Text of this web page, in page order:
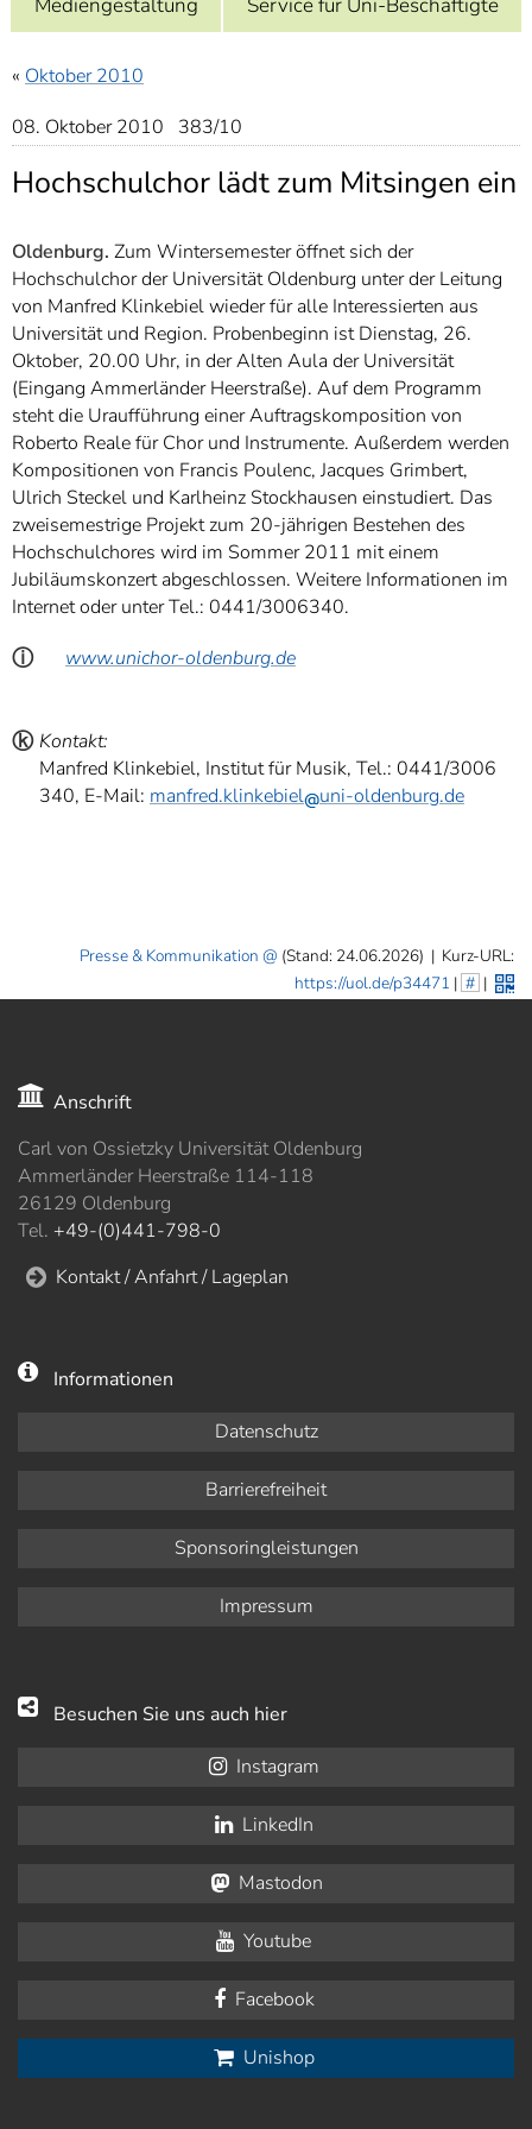
7]
Informationen zur
« Oktober 2010
08. Oktober 2010 383/10
Hochschulchor lädt zum Mitsingen ein
Oldenburg. Zum Wintersemester öffnet sich der
Hochschulchor der Universität Oldenburg unter der Leitung
von Manfred Klinkebiel wieder für alle Interessierten aus
Universität und Region. Probenbeginn ist Dienstag, 26.
Oktober, 20.00 Uhr, in der Alten Aula der Universität
(Eingang Ammerländer Heerstraße). Auf dem Programm
steht die Uraufführung einer Auftragskomposition von
Roberto Reale für Chor und Instrumente. Außerdem werden
Kompositionen von Francis Poulenc, Jacques Grimbert,
Ulrich Steckel und Karlheinz Stockhausen einstudiert. Das
zweisemestrige Projekt zum 20-jährigen Bestehen des
Hochschulchores wird im Sommer 2011 mit einem
Jubiläumskonzert abgeschlossen. Weitere Informationen im
Internet oder unter Tel.: 0441/3006340.
ⓘ www.unichor-oldenburg.de
ⓚ Kontakt:
Manfred Klinkebiel, Institut für Musik, Tel.: 0441/3006
340, E-Mail: manfred.klinkebiel uni-oldenburg.de
Presse & Kommunikation (Stand: 24.06.2026) | Kurz-URL:
https://uol.de/p34471 | # |
Anschrift
Carl von Ossietzky Universität Oldenburg
Ammerländer Heerstraße 114-118
26129 Oldenburg
Tel. +49-(0)441-798-0
Kontakt / Anfahrt / Lageplan
Informationen
Datenschutz
Barrierefreiheit
Sponsoringleistungen
Impressum
Besuchen Sie uns auch hier
Instagram
LinkedIn
Mastodon
Youtube
Facebook
Unishop